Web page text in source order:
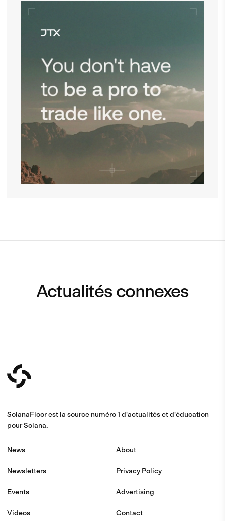
Actualités connexes
SolanaFloor est la source numéro 1 d'actualités et d'éducation
pour Solana.
News
Newsletters
Events
Videos
About
Privacy Policy
Advertising
Contact